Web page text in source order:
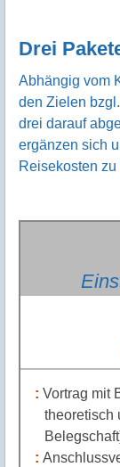
Drei
Abhängig vom
den Zielen
drei darauf
ergänzen sich
Reisekosten
Vortrag mit
theoretisch